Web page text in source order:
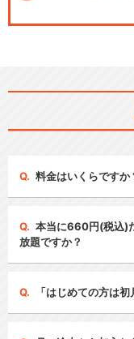
料金はいくらですか
本当に660円(税込)
放題ですか？
「はじめての方は